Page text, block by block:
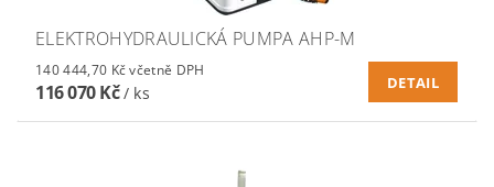
ELEKTROHYDRAULICKÁ PUMPA AHP-M
140 444,70 Kč včetně DPH
116 070 Kč/ ks
DETAIL